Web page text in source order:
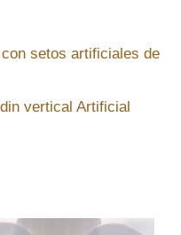
setos artificiales de
vertical Artificial